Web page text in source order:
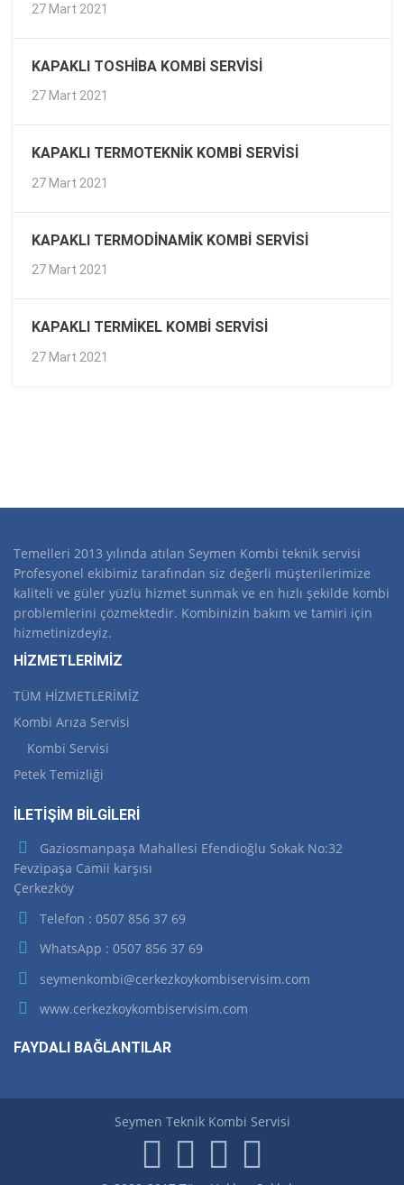
27 Mart 2021
KAPAKLI TOSHIBA KOMBI SERVISI
27 Mart 2021
KAPAKLI TERMOTEKNIK KOMBI SERVISI
27 Mart 2021
KAPAKLI TERMODINAMIK KOMBI SERVISI
27 Mart 2021
KAPAKLI TERMIKEL KOMBI SERVISI
27 Mart 2021
Temelleri 2013 yılında atılan Seymen Kombi teknik servisi
Profesyonel ekibimiz tarafından siz değerli müşterilerimize
kaliteli ve güler yüzlü hizmet sunmak ve en hızlı şekilde kombi
problemlerini çözmektedir. Kombinizin bakım ve tamiri için
hizmetinizdeyiz.
HİZMETLERİMİZ
TÜM HİZMETLERİMİZ
Kombi Arıza Servisi
Kombi Servisi
Petek Temizliği
İLETİŞİM BİLGİLERİ
Gaziosmanpaşa Mahallesi Efendioğlu Sokak No:32
Fevzipaşa Camii karşısı
Çerkezköy
Telefon : 0507 856 37 69
WhatsApp : 0507 856 37 69
seymenkombi@cerkezkoykombiservisim.com
www.cerkezkoykombiservisim.com
FAYDALI BAĞLANTILAR
Seymen Teknik Kombi Servisi